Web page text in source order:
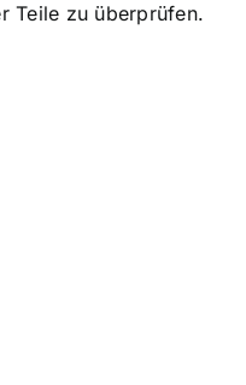
Teile zu überprüfen.